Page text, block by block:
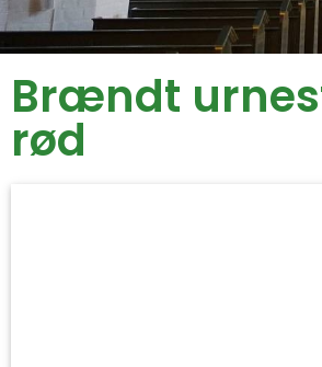
Brændt
rød